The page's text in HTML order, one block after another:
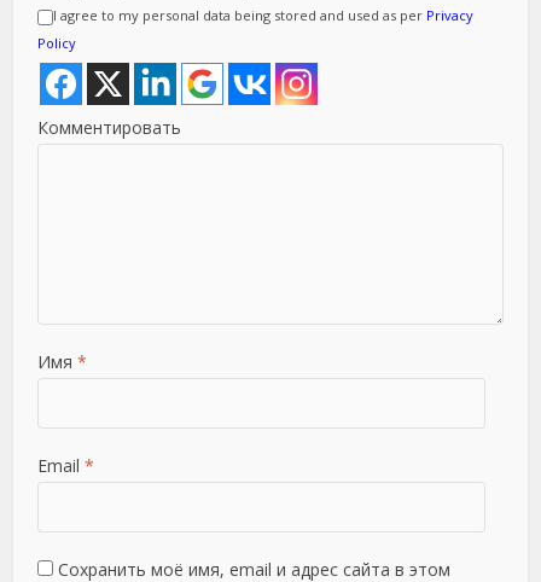
I agree to my personal data being stored and used as per Privacy
Policy
Комментировать
Имя *
Email *
Сохранить моё имя, email и адрес сайта в этом